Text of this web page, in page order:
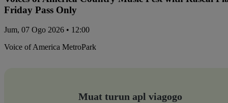
Friday Pass Only
Jum, 07 Ogo 2026 • 12:00
Voice of America MetroPark
Muat turun apl viagogo